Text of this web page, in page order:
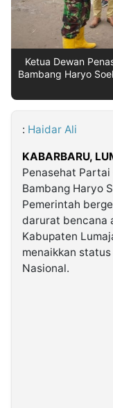
Kabarbaru.co
2026
Kabarbaru
Media
Holding
Ketua Dewan
Bambang Haryo
: Haidar Ali
KABARBARU,
Penasehat Partai
Bambang Haryo
Pemerintah
darurat bencana
Kabupaten
menaikkan
Nasional.